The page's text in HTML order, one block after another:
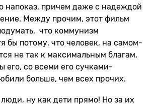
напоказ, причем даже с надеждой
Между прочим, этот фильм
что коммунизм
бы потому, что человек, на самом-
не так к максимальным благам,
его, со всеми его сучками-
больше, чем всех прочих.
ну как дети прямо! Но за их